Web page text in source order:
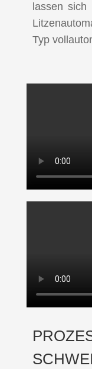
lassen
Typ